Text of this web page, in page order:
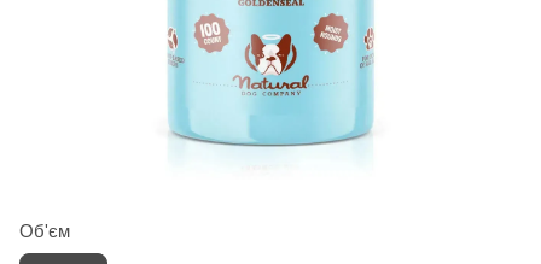
Об'єм